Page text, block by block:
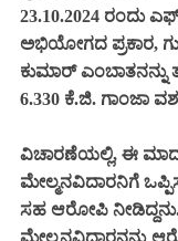
23.10.2024 ರಂದು
ಅಭಿಯೋಗದ ಪ್ರಕಾರ,
ಕುಮಾರ್
6.330 ಕೆ.ಜಿ. ಗಾಂಜಾ
ವಿಚಾರಣೆಯಲ್ಲಿ, ಈ
ಮೇಲ್ಮನವಿದಾರನಿಗೆ
ಸಹ ಆರೋಪಿ